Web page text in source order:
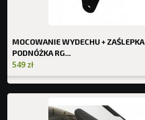
MOCOWANIE WYDECHU + ZAŚLEPKA
PODNÓŻKA RG...
549 zł